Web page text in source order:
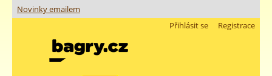
Novinky emailem
Registrace
Přihlásit se